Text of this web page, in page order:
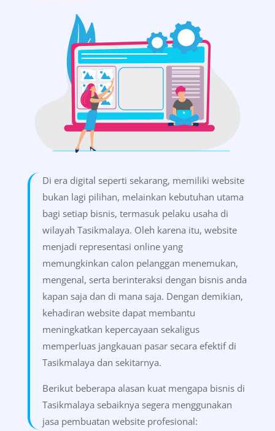
Di era digital seperti sekarang, memiliki website
bukan lagi pilihan, melainkan kebutuhan utama
bagi setiap bisnis, termasuk pelaku usaha di
wilayah Tasikmalaya. Oleh karena itu, website
menjadi representasi online yang
memungkinkan calon pelanggan menemukan,
mengenal, serta berinteraksi dengan bisnis anda
kapan saja dan di mana saja. Dengan demikian,
kehadiran website dapat membantu
meningkatkan kepercayaan sekaligus
memperluas jangkauan pasar secara efektif di
Tasikmalaya dan sekitarnya.
Berikut beberapa alasan kuat mengapa bisnis di
Tasikmalaya sebaiknya segera menggunakan
jasa pembuatan website profesional: